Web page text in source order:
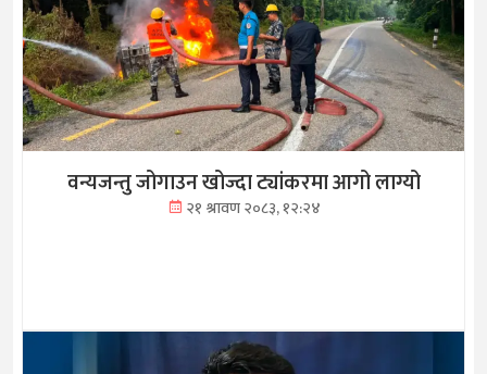
वन्यजन्तु जोगाउन खोज्दा ट्यांकरमा आगो लाग्यो
२१ श्रावण २०८३, १२:२४